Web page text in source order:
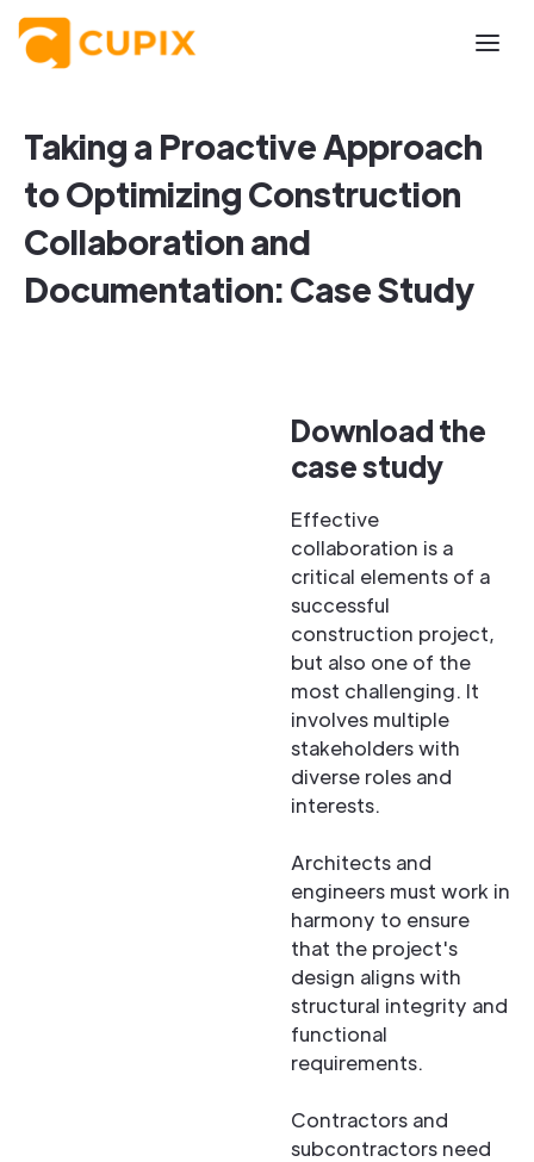
Taking a Proactive Approach
to Optimizing Construction
Collaboration and
Documentation: Case Study
Download the
case study
Effective
collaboration is a
critical elements of a
successful
construction project,
but also one of the
most challenging. It
involves multiple
stakeholders with
diverse roles and
interests.
Architects and
engineers must work in
harmony to ensure
that the project's
design aligns with
structural integrity and
functional
requirements.
Contractors and
subcontractors need